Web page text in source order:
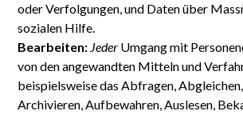
oder Verfolgungen, und Daten über
sozialen Hilfe.
Bearbeiten: Jeder Umgang mit
von den angewandten Mitteln und
beispielsweise das Abfragen,
Archivieren, Aufbewahren, Auslesen,